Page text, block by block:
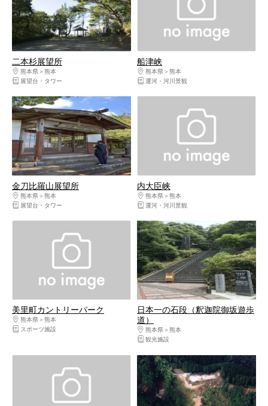
二本杉展望所
熊本県
熊本
展望台・タワー
船津峡
熊本県
熊本
運河・河川景観
金刀比羅山展望所
熊本県
熊本
展望台・タワー
内大臣峡
熊本県
熊本
運河・河川景観
美里町カントリーパーク
熊本県
熊本
スポーツ施設
日本一の石段（釈迦院御坂遊歩
道）
熊本県
熊本
観光施設